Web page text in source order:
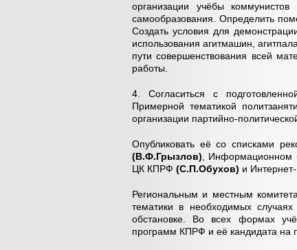
организации учёбы
самообразования. Определить
Создать условия для
использования агитмашин,
пути совершенствования всей
работы.
4. Согласиться с
Примерной тематикой
организации партийно-
Опубликовать её со списками
(В.Ф.Грызлов) ,
ЦК КПРФ (С.П.Обухов) и
Региональным и местным
тематики в необходимых
обстановке. Во всех формах
программ КПРФ и её кандидата на